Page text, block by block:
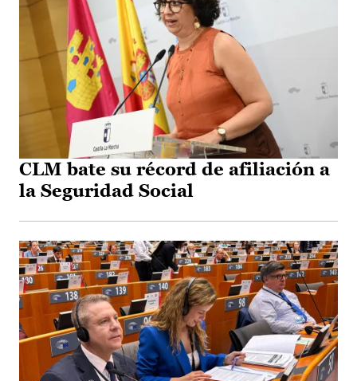
CLM bate su récord de afiliación a
la Seguridad Social